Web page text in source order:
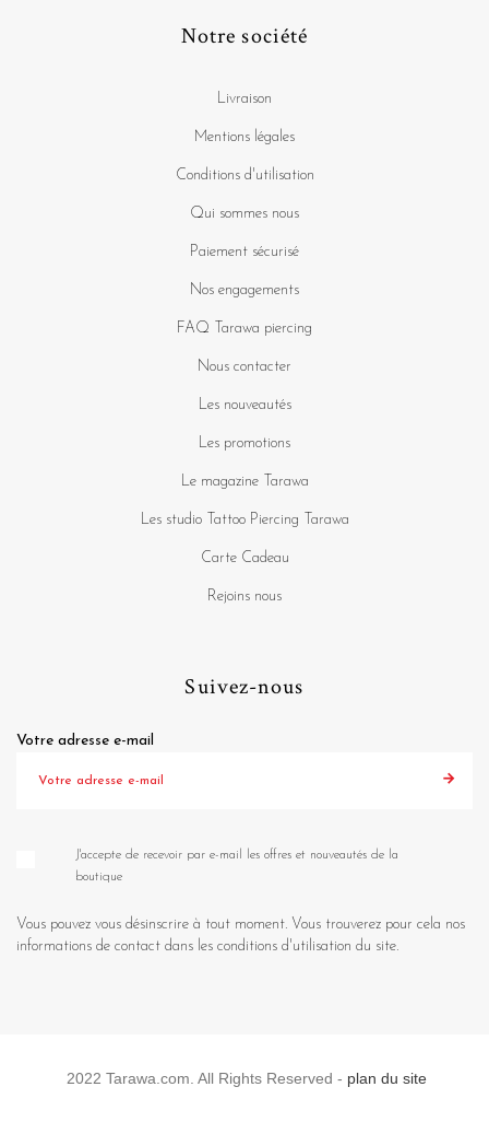
Notre société
Livraison
Mentions légales
Conditions d'utilisation
Qui sommes nous
Paiement sécurisé
Nos engagements
FAQ Tarawa piercing
Nous contacter
Les nouveautés
Les promotions
Le magazine Tarawa
Les studio Tattoo Piercing Tarawa
Carte Cadeau
Rejoins nous
Suivez-nous
Votre adresse e-mail
J'accepte de recevoir par e-mail les offres et nouveautés de la
boutique
Vous pouvez vous désinscrire à tout moment. Vous trouverez pour cela nos
informations de contact dans les conditions d'utilisation du site.
2022 Tarawa.com. All Rights Reserved - plan du site